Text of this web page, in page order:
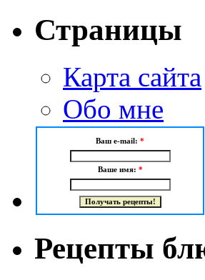
Страницы
Карта сайта
Обо мне
Ваш e-mail: *
Ваше имя: *
Рецепты